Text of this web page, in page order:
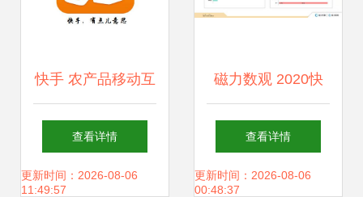
快手 农产品移动互
联网营销的下一个
风口
查看详情
更新时间：2026-08-06
11:49:57
磁力数观 2020快
手食品行业数据价
值报告解读——互
查看详情
更新时间：2026-08-06
00:48:37